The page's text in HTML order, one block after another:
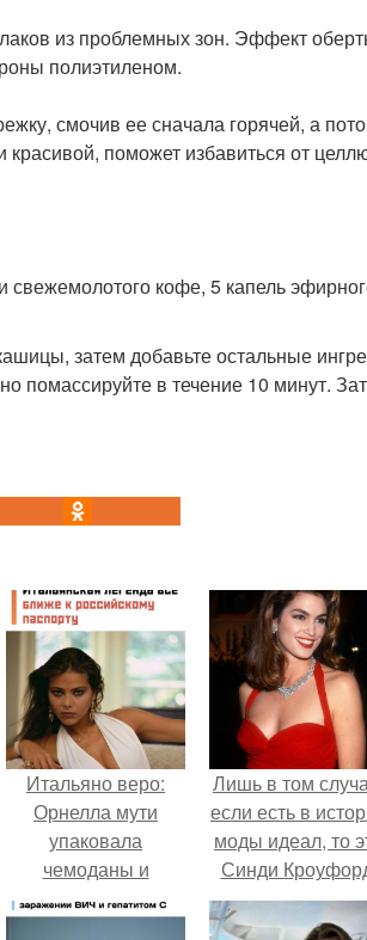
из проблемных зон. Эффект
полиэтиленом.
смочив ее сначала горячей, а
поможет избавиться от
кофе, 5 капель
затем добавьте остальные
помассируйте в течение 10 минут.
Итальяно веро:
Орнелла мути
упаковала
чемоданы и
готовится
обзавестись
Лишь в том
если есть в
моды идеал, то
Синди